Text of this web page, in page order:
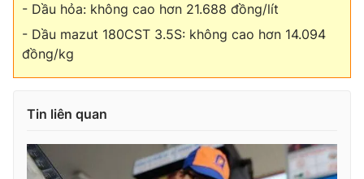
Photo Infographic
VTV Money
VTV Sức khoẻ Bất động sản
- Dầu hỏa: không cao hơn 21.688 đồng/lít
- Dầu mazut 180CST 3.5S: không cao hơn 14.094
đồng/kg
Tin liên quan